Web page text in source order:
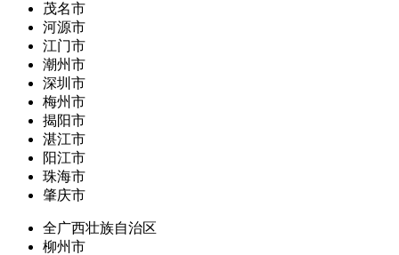
茂名市
河源市
江门市
潮州市
深圳市
梅州市
揭阳市
湛江市
阳江市
珠海市
肇庆市
全广西壮族自治区
柳州市